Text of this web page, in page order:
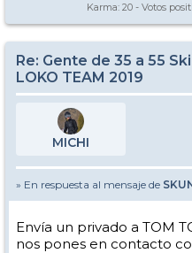
Karma: 20 - Votos
Re: Gente de 35 a 55
LOKO TEAM 2019
MICHI
» En respuesta al mensaje de
Envía un privado a TOM
nos pones en contacto